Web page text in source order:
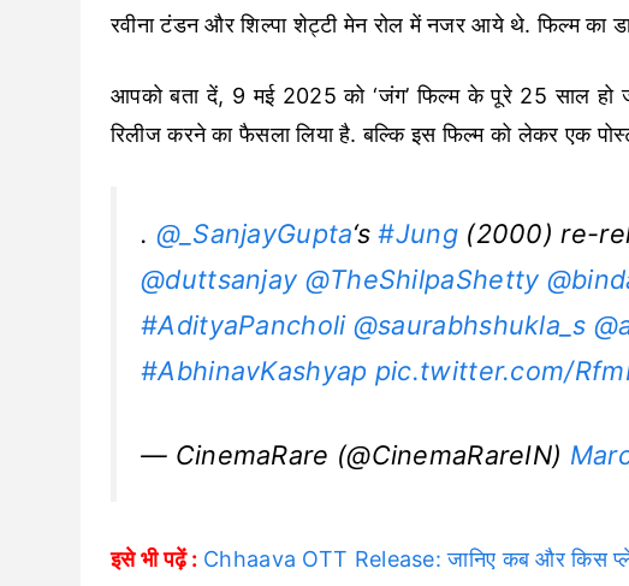
रवीना टंडन और शिल्पा शेट्टी मेन रोल में नजर आये थे. फिल्म का
आपको बता दें, 9 मई 2025 को ‘जंग’ फिल्म के पूरे 25 साल हो
रिलीज करने का फैसला लिया है. बल्कि इस फिल्म को लेकर एक
. @_SanjayGupta‘s#Jung(2000) re-
@duttsanjay @TheShilpaShetty
#AdityaPancholi @saurabhshukla_s
#AbhinavKashyap pic.twitter.com/
— CinemaRare (@CinemaRareIN)
इसे भी पढ़ें : Chhaava OTT Release: जानिए कब और किस